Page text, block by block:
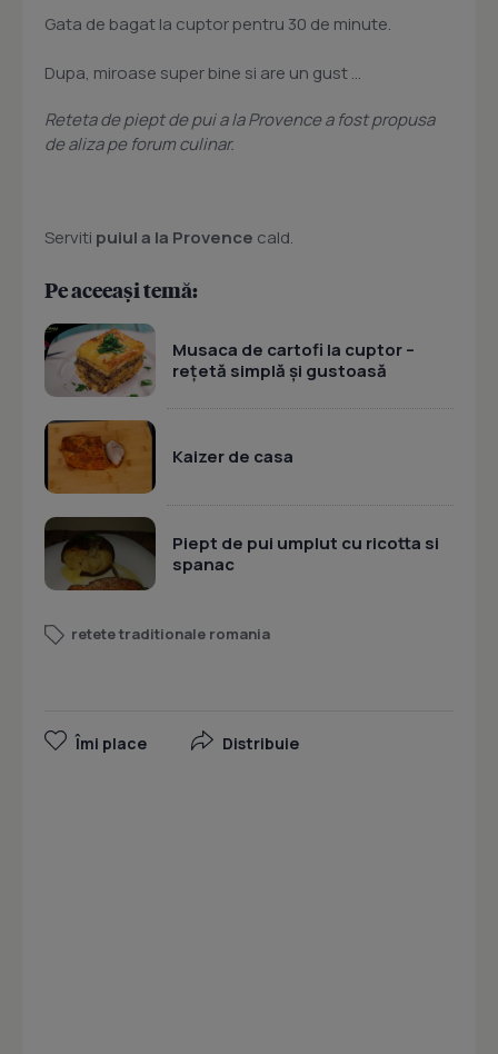
Gata de bagat la cuptor pentru 30 de minute.
Dupa, miroase super bine si are un gust ...
Reteta de piept de pui a la Provence a fost propusa
de aliza pe forum culinar.
Serviti puiul a la Provence cald.
Pe aceeași temă:
Musaca de cartofi la cuptor –
rețetă simplă și gustoasă
Kaizer de casa
Piept de pui umplut cu ricotta si
spanac
retete traditionale romania
Îmi place Distribuie